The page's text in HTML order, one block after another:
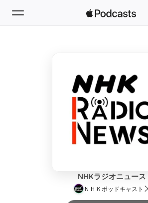
トップランキング
NHKラジオニュース
ＮＨＫポッドキャスト